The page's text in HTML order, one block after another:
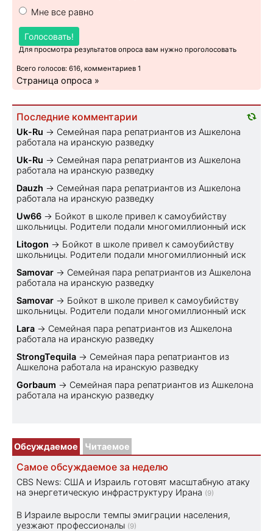
Мне все равно
Голосовать!
Для просмотра результатов опроса вам нужно проголосовать
Всего голосов: 616, комментариев 1
Страница опроса »
Последние комментарии
Uk-Ru → Семейная пара репатриантов из Ашкелона
работала на иранскую разведку
Uk-Ru → Семейная пара репатриантов из Ашкелона
работала на иранскую разведку
Dauzh → Семейная пара репатриантов из Ашкелона
работала на иранскую разведку
Uw66 → Бойкот в школе привел к самоубийству
школьницы. Родители подали многомиллионный иск
Litogon → Бойкот в школе привел к самоубийству
школьницы. Родители подали многомиллионный иск
Samovar → Семейная пара репатриантов из Ашкелона
работала на иранскую разведку
Samovar → Бойкот в школе привел к самоубийству
школьницы. Родители подали многомиллионный иск
Lara → Семейная пара репатриантов из Ашкелона
работала на иранскую разведку
StrongTequila → Семейная пара репатриантов из
Ашкелона работала на иранскую разведку
Gorbaum → Семейная пара репатриантов из Ашкелона
работала на иранскую разведку
Обсуждаемое Читаемое
Самое обсуждаемое за неделю
CBS News: США и Израиль готовят масштабную атаку
на энергетическую инфраструктуру Ирана (9)
В Израиле выросли темпы эмиграции населения,
уезжают профессионалы (9)